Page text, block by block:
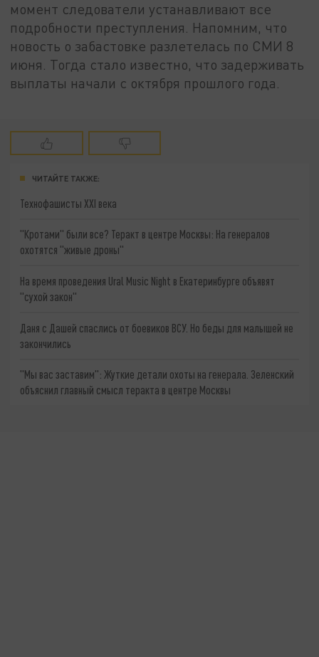
момент следователи устанавливают все
подробности преступления. Напомним, что
новость о забастовке разлетелась по СМИ 8
июня. Тогда стало известно, что задерживать
выплаты начали с октября прошлого года.
ЧИТАЙТЕ ТАКЖЕ:
Технофашисты XXI века
"Кротами" были все? Теракт в центре Москвы: На генералов
охотятся "живые дроны"
На время проведения Ural Music Night в Екатеринбурге объявят
"сухой закон"
Даня с Дашей спаслись от боевиков ВСУ. Но беды для малышей не
закончились
"Мы вас заставим": Жуткие детали охоты на генерала. Зеленский
объяснил главный смысл теракта в центре Москвы